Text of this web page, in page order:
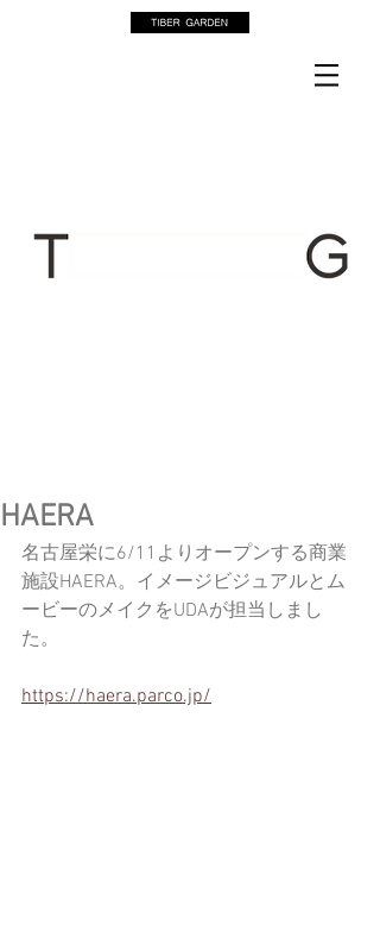
HAERA
名古屋栄に6/11よりオープンする商業
施設HAERA。イメージビジュアルとム
ービーのメイクをUDAが担当しまし
た。
https://haera.parco.jp/